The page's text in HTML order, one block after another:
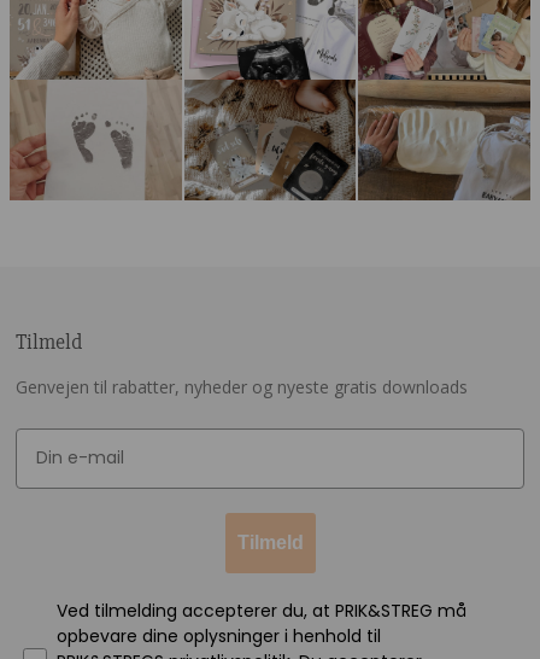
Tilmeld
Genvejen til rabatter, nyheder og nyeste gratis downloads
Tilmeld
Ved tilmelding accepterer du, at PRIK&STREG må
opbevare dine oplysninger i henhold til